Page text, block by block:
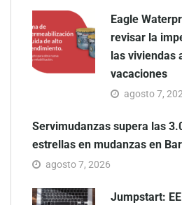
Eagle
revisar la
las viviendas
vacaciones
agosto 7,
Servimudanzas supera las
estrellas en mudanzas en
agosto 7, 2026
Jumpstart: